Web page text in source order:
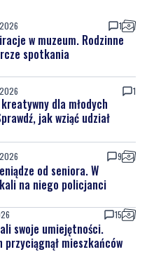
1
w muzeum. Rodzinne
spotkania
1
dla młodych
jak wziąć udział
9
od seniora. W
na niego policjanci
15
swoje umiejętności.
mieszkańców